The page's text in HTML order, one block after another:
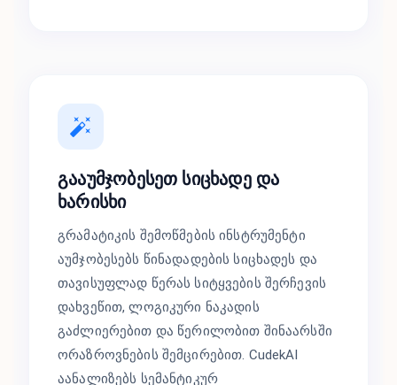
გააუმჯობესეთ სიცხადე და
ხარისხი
გრამატიკის შემოწმების ინსტრუმენტი
აუმჯობესებს წინადადების სიცხადეს და
თავისუფლად წერას სიტყვების შერჩევის
დახვეწით, ლოგიკური ნაკადის
გაძლიერებით და წერილობით შინაარსში
ორაზროვნების შემცირებით. CudekAI
აანალიზებს სემანტიკურ